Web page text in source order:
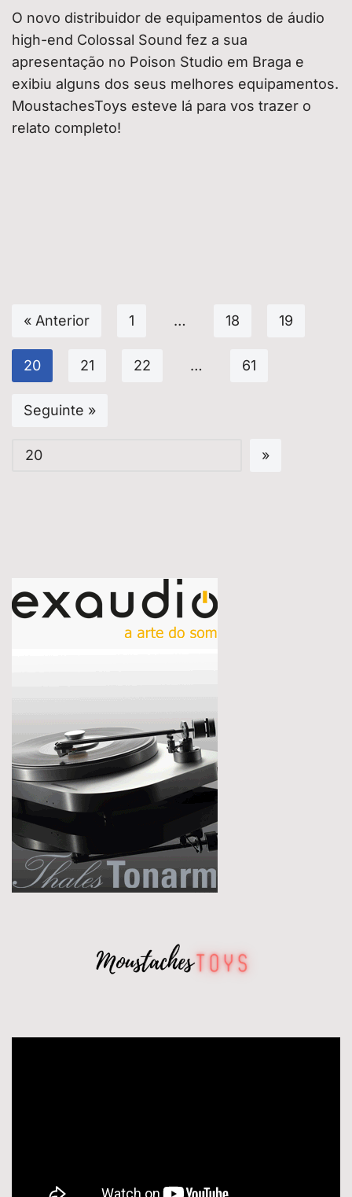
O novo distribuidor de equipamentos de áudio
high-end Colossal Sound fez a sua
apresentação no Poison Studio em Braga e
exibiu alguns dos seus melhores equipamentos.
MoustachesToys esteve lá para vos trazer o
relato completo!
« Anterior 1 … 18 19
20 21 22 … 61
Seguinte »